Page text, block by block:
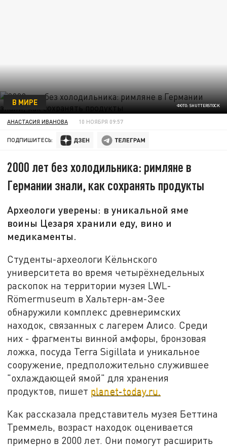
ФОТО: SHUTTERSTOCK
В МИРЕ
АНАСТАСИЯ ИВАНОВА 10 НОЯБРЯ 09:57
ПОДПИШИТЕСЬ:
2000 лет без холодильника: римляне в
Германии знали, как сохранять продукты
Археологи уверены: в уникальной яме
воины Цезаря хранили еду, вино и
медикаменты.
Студенты-археологи Кёльнского
университета во время четырёхнедельных
раскопок на территории музея LWL-
Römermuseum в Хальтерн-ам-Зее
обнаружили комплекс древнеримских
находок, связанных с лагерем Алисо. Среди
них - фрагменты винной амфоры, бронзовая
ложка, посуда Terra Sigillata и уникальное
сооружение, предположительно служившее
"охлаждающей ямой" для хранения
продуктов, пишет planet-today.ru.
Как рассказала представитель музея Беттина
Треммель, возраст находок оценивается
примерно в 2000 лет. Они помогут расширить